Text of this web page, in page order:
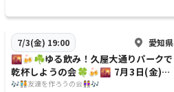
7/3(金) 19:00 愛知県
🌇🍻☘️ゆる飲み！久屋大通りパークで
乾杯しようの会🍀🍻🌇 7月3日(金)19
時〜
🎶🧑‍🤝‍🧑友達を作ろうの会👭🎶